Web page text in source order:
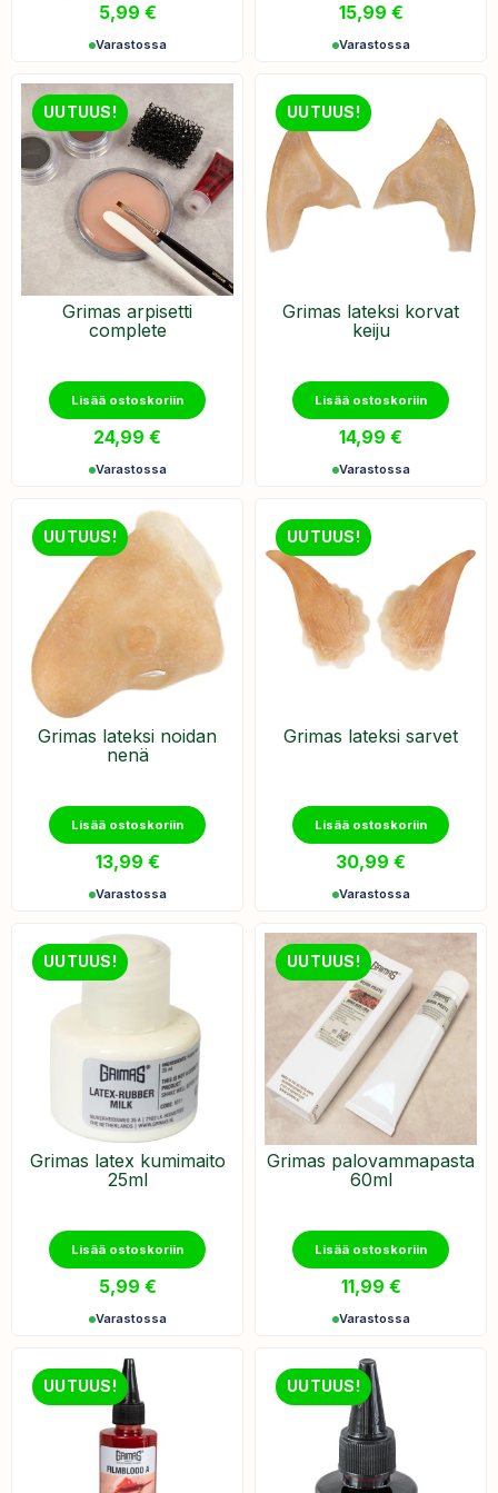
5,99 €
Varastossa
15,99 €
Varastossa
UUTUUS!
Grimas arpisetti
complete
Lisää ostoskoriin
24,99 €
Varastossa
UUTUUS!
Grimas lateksi korvat
keiju
Lisää ostoskoriin
14,99 €
Varastossa
UUTUUS!
Grimas lateksi noidan
nenä
Lisää ostoskoriin
13,99 €
Varastossa
UUTUUS!
Grimas lateksi sarvet
Lisää ostoskoriin
30,99 €
Varastossa
UUTUUS!
Grimas latex kumimaito
25ml
Lisää ostoskoriin
5,99 €
Varastossa
UUTUUS!
Grimas palovammapasta
60ml
Lisää ostoskoriin
11,99 €
Varastossa
UUTUUS! UUTUUS!